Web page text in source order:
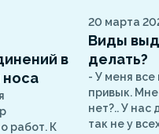
в
носа
работ. К
20 марта
Виды
делать?
- У меня
привык. Мне
нет?.. У нас
так не у